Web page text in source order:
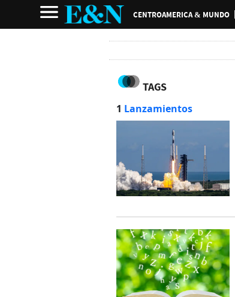
CENTROAMERICA & MUNDO
TAGS
1 Lanzamientos